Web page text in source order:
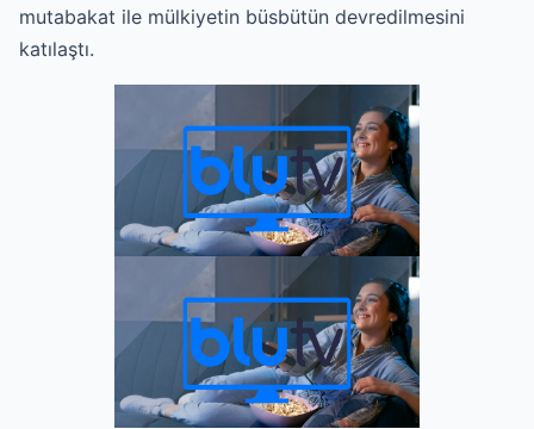
mutabakat ile mülkiyetin büsbütün devredilmesini
katılaştı.